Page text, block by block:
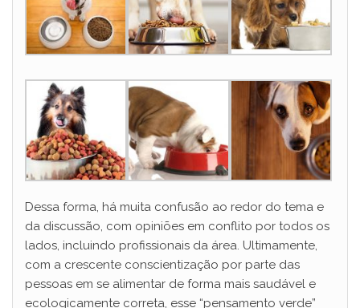
i
d
e
o
Dessa forma, há muita confusão ao redor do tema e
da discussão, com opiniões em conflito por todos os
lados, incluindo profissionais da área. Ultimamente,
com a crescente conscientização por parte das
pessoas em se alimentar de forma mais saudável e
ecologicamente correta, esse “pensamento verde”